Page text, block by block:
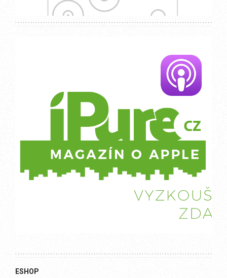
ESHOP